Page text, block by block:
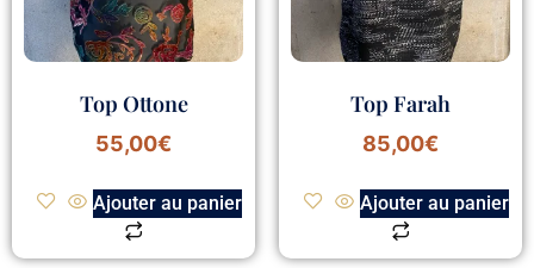
Top Ottone
55,00€
Ajouter au panier
Top Farah
85,00€
Ajouter au panier